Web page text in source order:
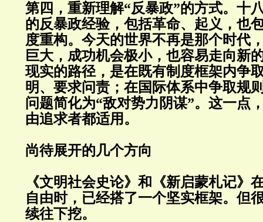
第四，重新理解“反暴政”的方式。十
的反暴政经验，包括革命、起义，也
度重构。今天的世界不再是那个时代
巨大，成功机会极小，也容易走向新
现实的路径，是在既有制度框架内争
明、要求问责；在国际体系中争取规
问题简化为“敌对势力阴谋”。这一点
由追求者都适用。
尚待展开的几个方向
《文明社会史论》和《新启蒙札记》
自由时，已经搭了一个坚实框架。但
续往下挖。